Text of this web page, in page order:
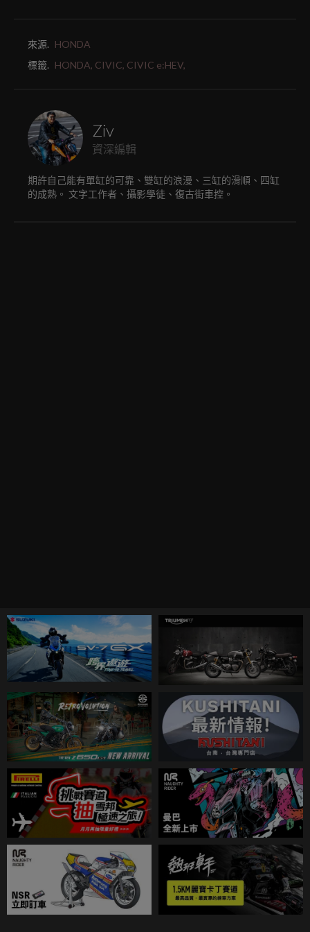
來源. HONDA
標籤. HONDA, CIVIC, CIVIC e:HEV,
Ziv
資深編輯
期許自己能有單缸的可靠、雙缸的浪漫、三缸的滑順、四缸
的成熟。 文字工作者、攝影學徒、復古街車控。